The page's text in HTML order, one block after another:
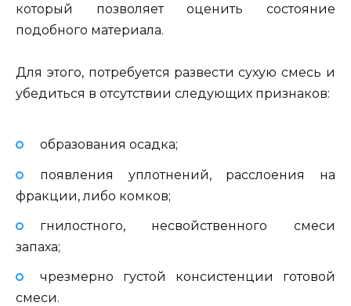
который позволяет оценить состояние
подобного материала.
Для этого, потребуется развести сухую смесь и
убедиться в отсутствии следующих признаков:
образования осадка;
появления уплотнений, расслоения на
фракции, либо комков;
гнилостного, несвойственного смеси
запаха;
чрезмерно густой консистенции готовой
смеси.